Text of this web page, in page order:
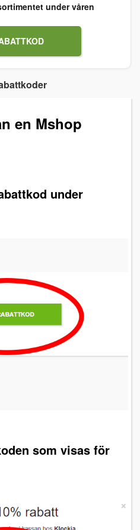
under våren
en Mshop
under
som visas för